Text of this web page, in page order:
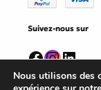
Suivez-nous sur
Nous utilisons des